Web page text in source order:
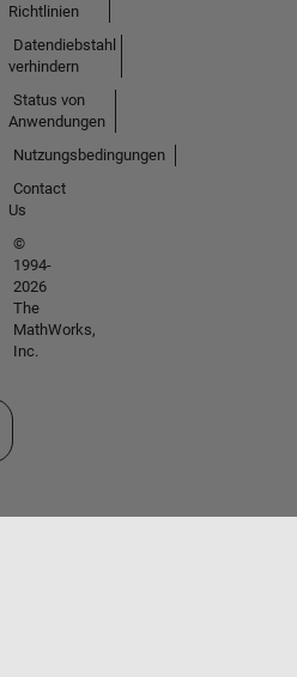
Richtlinien
Datendiebstahl
verhindern
Status von
Anwendungen
Nutzungsbedingungen
Contact
Us
©
1994-
2026
The
MathWorks,
Inc.